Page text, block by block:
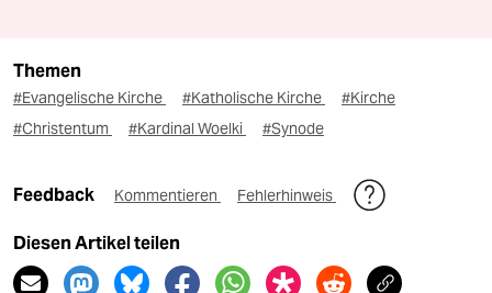
Themen
#Evangelische Kirche #Katholische Kirche
#Kirche
#Christentum
#Kardinal Woelki #Synode
Feedback Kommentieren Fehlerhinweis
Diesen Artikel teilen